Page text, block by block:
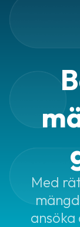
utskrifter
Med
ansöka